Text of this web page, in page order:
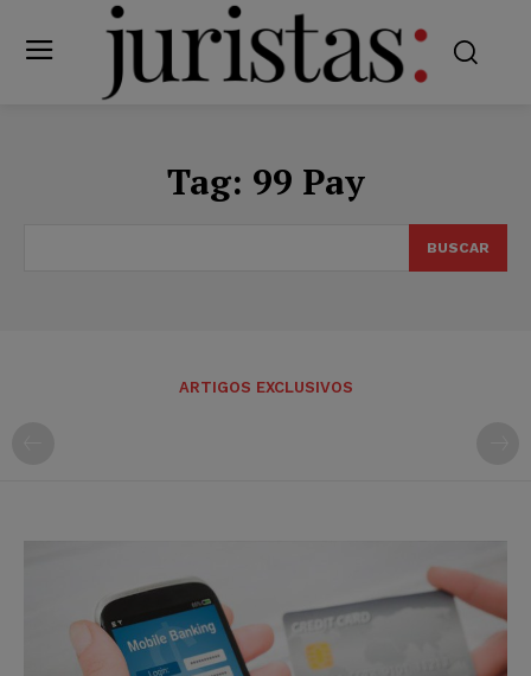
Tag: 99 Pay
BUSCAR
ARTIGOS EXCLUSIVOS